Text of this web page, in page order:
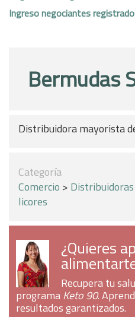
Ingreso negociantes
Bermudas
Distribuidora mayorista
Categoría
Comercio >
licores
¿Quieres
Recupera tu
programaKeto 90.
resultados garantizados.